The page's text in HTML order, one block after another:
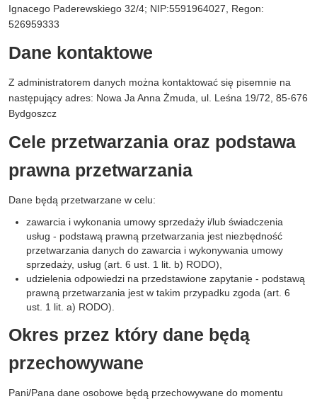
Ignacego Paderewskiego 32/4; NIP:5591964027, Regon:
526959333
Dane kontaktowe
Z administratorem danych można kontaktować się pisemnie na
następujący adres: Nowa Ja Anna Żmuda, ul. Leśna 19/72, 85-676
Bydgoszcz
Cele przetwarzania oraz podstawa
prawna przetwarzania
Dane będą przetwarzane w celu:
zawarcia i wykonania umowy sprzedaży i/lub świadczenia
usług - podstawą prawną przetwarzania jest niezbędność
przetwarzania danych do zawarcia i wykonywania umowy
sprzedaży, usług (art. 6 ust. 1 lit. b) RODO),
udzielenia odpowiedzi na przedstawione zapytanie - podstawą
prawną przetwarzania jest w takim przypadku zgoda (art. 6
ust. 1 lit. a) RODO).
Okres przez który dane będą
przechowywane
Pani/Pana dane osobowe będą przechowywane do momentu